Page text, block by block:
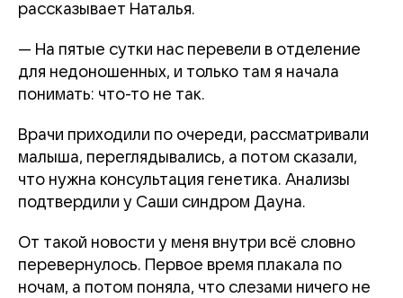
рассказывает Наталья.
— На пятые сутки нас перевели в отделение
для недоношенных, и только там я начала
понимать: что-то не так.
Врачи приходили по очереди, рассматривали
малыша, переглядывались, а потом сказали,
что нужна консультация генетика. Анализы
подтвердили у Саши синдром Дауна.
От такой новости у меня внутри всё словно
перевернулось. Первое время плакала по
ночам, а потом поняла, что слезами ничего не